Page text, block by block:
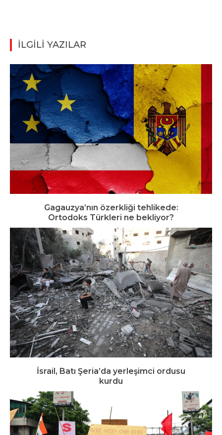
İLGİLİ YAZILAR
Gagauzya’nın özerkliği tehlikede:
Ortodoks Türkleri ne bekliyor?
İsrail, Batı Şeria’da yerleşimci ordusu
kurdu